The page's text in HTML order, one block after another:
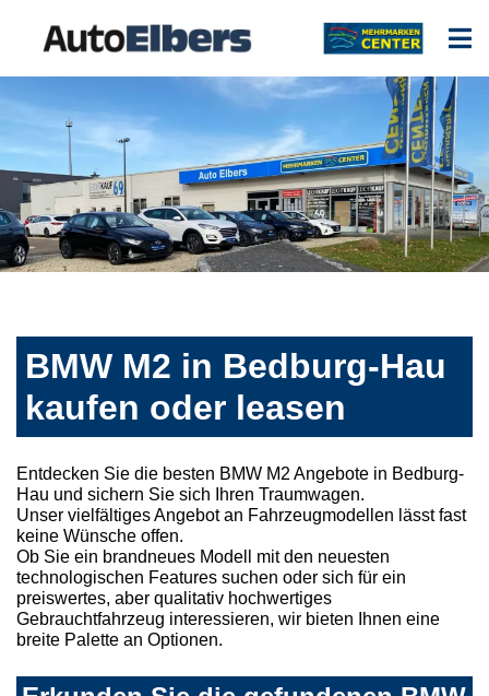
BMW M2 in Bedburg-Hau
kaufen oder leasen
Entdecken Sie die besten BMW M2 Angebote in Bedburg-
Hau und sichern Sie sich Ihren Traumwagen.
Unser vielfältiges Angebot an Fahrzeugmodellen lässt fast
keine Wünsche offen.
Ob Sie ein brandneues Modell mit den neuesten
technologischen Features suchen oder sich für ein
preiswertes, aber qualitativ hochwertiges
Gebrauchtfahrzeug interessieren, wir bieten Ihnen eine
breite Palette an Optionen.